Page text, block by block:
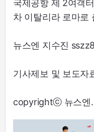
국제공항 제 2여객
차 이탈리라 로마로
뉴스엔 지수진
기사제보 및 보도
copyrightⓒ 뉴스엔.